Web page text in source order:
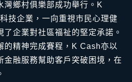
灣鄉村俱樂部成功舉行。K
技企業，一向重視市民心理健
了企業對社區福祉的堅定承諾。
的精神完成賽程，K Cash亦以
金融服務幫助客戶突破困境，在